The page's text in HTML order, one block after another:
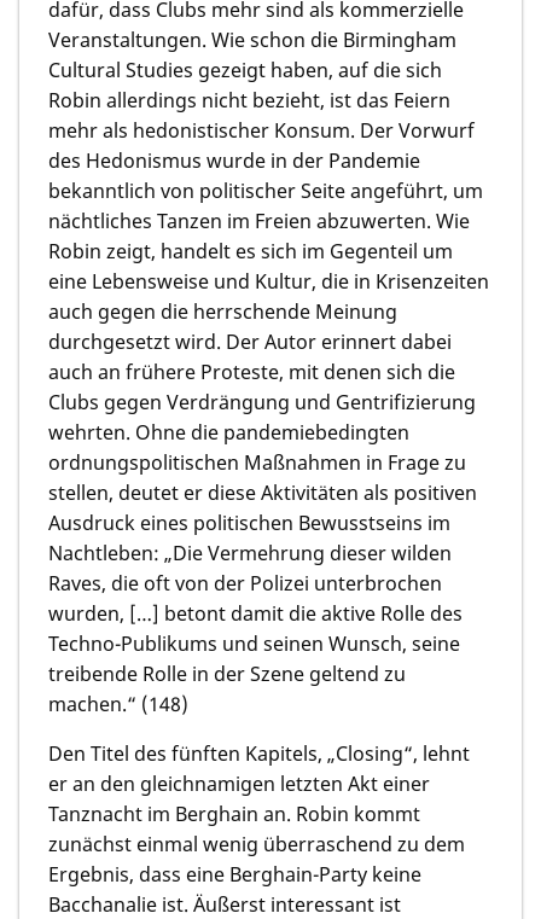
dafür, dass Clubs mehr sind als kommerzielle
Veranstaltungen. Wie schon die Birmingham
Cultural Studies gezeigt haben, auf die sich
Robin allerdings nicht bezieht, ist das Feiern
mehr als hedonistischer Konsum. Der Vorwurf
des Hedonismus wurde in der Pandemie
bekanntlich von politischer Seite angeführt, um
nächtliches Tanzen im Freien abzuwerten. Wie
Robin zeigt, handelt es sich im Gegenteil um
eine Lebensweise und Kultur, die in Krisenzeiten
auch gegen die herrschende Meinung
durchgesetzt wird. Der Autor erinnert dabei
auch an frühere Proteste, mit denen sich die
Clubs gegen Verdrängung und Gentrifizierung
wehrten. Ohne die pandemiebedingten
ordnungspolitischen Maßnahmen in Frage zu
stellen, deutet er diese Aktivitäten als positiven
Ausdruck eines politischen Bewusstseins im
Nachtleben: „Die Vermehrung dieser wilden
Raves, die oft von der Polizei unterbrochen
wurden, […] betont damit die aktive Rolle des
Techno-Publikums und seinen Wunsch, seine
treibende Rolle in der Szene geltend zu
machen.“ (148)
Den Titel des fünften Kapitels, „Closing“, lehnt
er an den gleichnamigen letzten Akt einer
Tanznacht im Berghain an. Robin kommt
zunächst einmal wenig überraschend zu dem
Ergebnis, dass eine Berghain-Party keine
Bacchanalie ist. Äußerst interessant ist